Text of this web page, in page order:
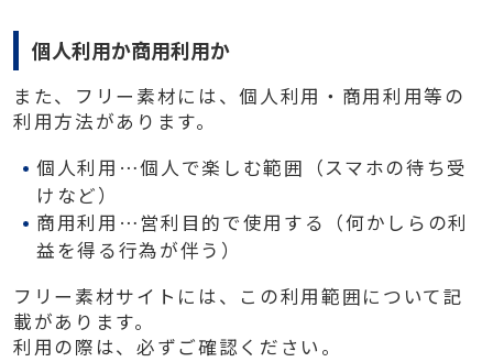
個人利用か商用利用か
また、フリー素材には、個人利用・商用利用等の
利用方法があります。
個人利用…個人で楽しむ範囲（スマホの待ち受
けなど）
商用利用…営利目的で使用する（何かしらの利
益を得る行為が伴う）
フリー素材サイトには、この利用範囲について記
載があります。
利用の際は、必ずご確認ください。